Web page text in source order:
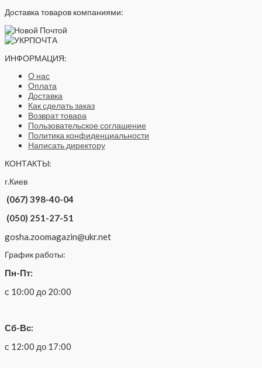
Доставка товаров компаниями:
ИНФОРМАЦИЯ:
О нас
Оплата
Доставка
Как сделать заказ
Возврат товара
Пользовательское соглашение
Политика конфиденциальности
Написать директору
КОНТАКТЫ:
г.Киев
(067) 398-40-04
(050) 251-27-51
gosha.zoomagazin@ukr.net
График работы:
Пн-Пт:
с 10:00 до 20:00
Сб-Вс:
с 12:00 до 17:00